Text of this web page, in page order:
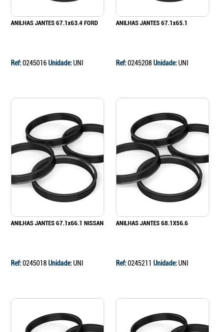
ANILHAS JANTES 67.1x63.4 FORD
Ref:0245016Unidade:UNI
ANILHAS JANTES 67.1x65.1
Ref:0245208Unidade:UNI
ANILHAS JANTES 67.1x66.1 NISSAN
Ref:0245018Unidade:UNI
ANILHAS JANTES 68.1X56.6
Ref:0245211 Unidade:UNI